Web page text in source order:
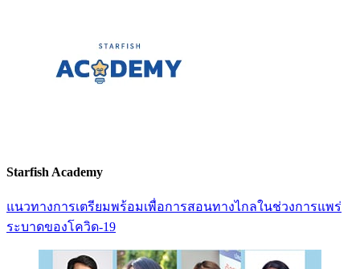
Starfish Academy
แนวทางการเตรียมพร้อมเพื่อการสอนทางไกลในช่วงการแพร่
ระบาดของโควิด-19